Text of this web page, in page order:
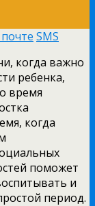
SMS
когда важно
ребенка,
время
когда
поможет
и
период.